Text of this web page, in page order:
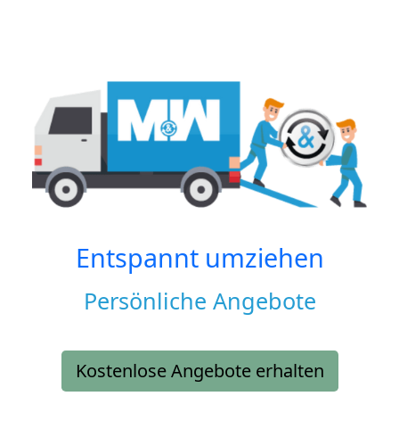
Entspannt umziehen
Persönliche Angebote
Kostenlose Angebote erhalten